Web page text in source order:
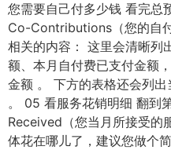
您需要自己付多少钱 看完总
Co-Contributions（您的自
相关的内容： 这里会清晰列
额、本月自付费已支付金额
金额 。 下方的表格还会列
。 05 看服务花销明细 翻到
Received（您当月所接受的
体花在哪儿了，建议您做个